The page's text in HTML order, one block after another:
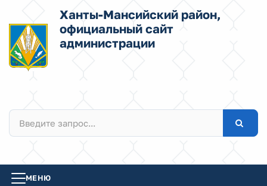
Ханты-Мансийский район,
официальный сайт
администрации
МЕНЮ